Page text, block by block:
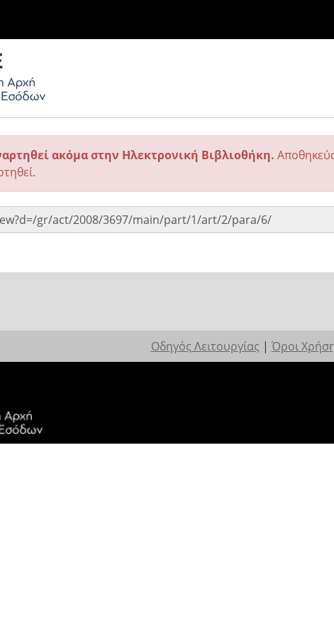
ακόμα στην Ηλεκτρονική Βιβλιοθήκη.
Οδηγός Λειτουργίας | Όροι